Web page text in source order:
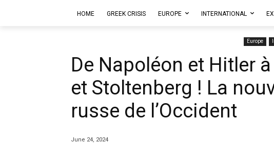
HOME GREEK CRISIS EUROPE INTERNATIONAL
Europe
De Napoléon et Hitler
et Stoltenberg ! La
russe de l’Occident
June 24, 2024